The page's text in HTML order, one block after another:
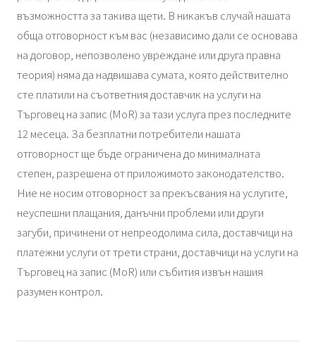
възможността за такива щети. В никакъв случай нашата
обща отговорност към вас (независимо дали се основава
на договор, непозволено увреждане или друга правна
теория) няма да надвишава сумата, която действително
сте платили на съответния доставчик на услуги на
Търговец на запис (MoR) за тази услуга през последните
12 месеца. За безплатни потребители нашата
отговорност ще бъде ограничена до минималната
степен, разрешена от приложимото законодателство.
Ние не носим отговорност за прекъсвания на услугите,
неуспешни плащания, данъчни проблеми или други
загуби, причинени от непреодолима сила, доставчици на
платежни услуги от трети страни, доставчици на услуги на
Търговец на запис (MoR) или събития извън нашия
разумен контрол.